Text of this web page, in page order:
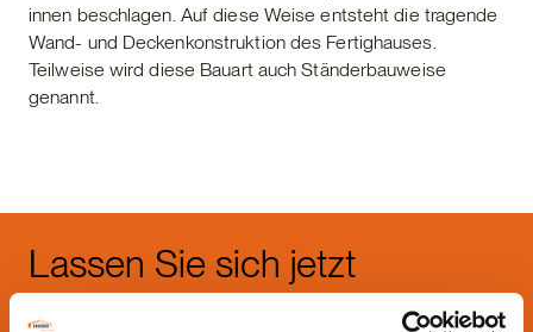
innen beschlagen. Auf diese Weise entsteht die tragende
Wand- und Deckenkonstruktion des Fertighauses.
Teilweise wird diese Bauart auch Ständerbauweise
genannt.
Lassen Sie sich jetzt
beraten.